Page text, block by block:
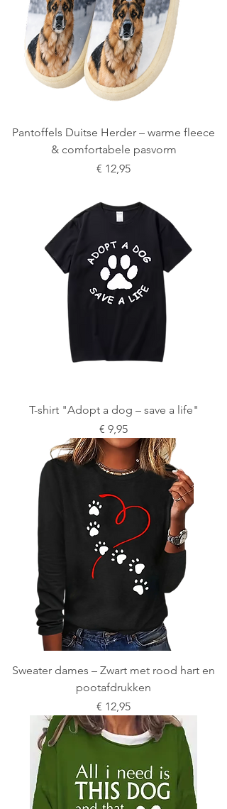
Pantoffels Duitse Herder – warme fleece
& comfortabele pasvorm
Prijs
€ 12,95
T-shirt "Adopt a dog – save a life"
Prijs
€ 9,95
Sweater dames – Zwart met rood hart en
pootafdrukken
Prijs
€ 12,95